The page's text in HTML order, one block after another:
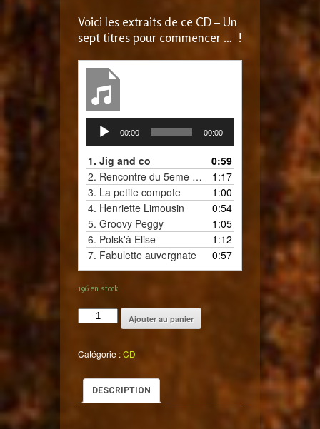
Voici les extraits de ce CD – Un
sept titres pour commencer … !
Lecteur
audio
00:00 00:00
1. Jig and co
0:59
2. Rencontre du 5eme temps
1:17
3. La petite compote
1:00
4. Henriette Limousin
0:54
5. Groovy Peggy
1:05
6. Polsk'à Elise
1:12
7. Fabulette auvergnate
0:57
196 en stock
quantité
Folkeux
Ajouter au panier
Catégorie :CD
DESCRIPTION